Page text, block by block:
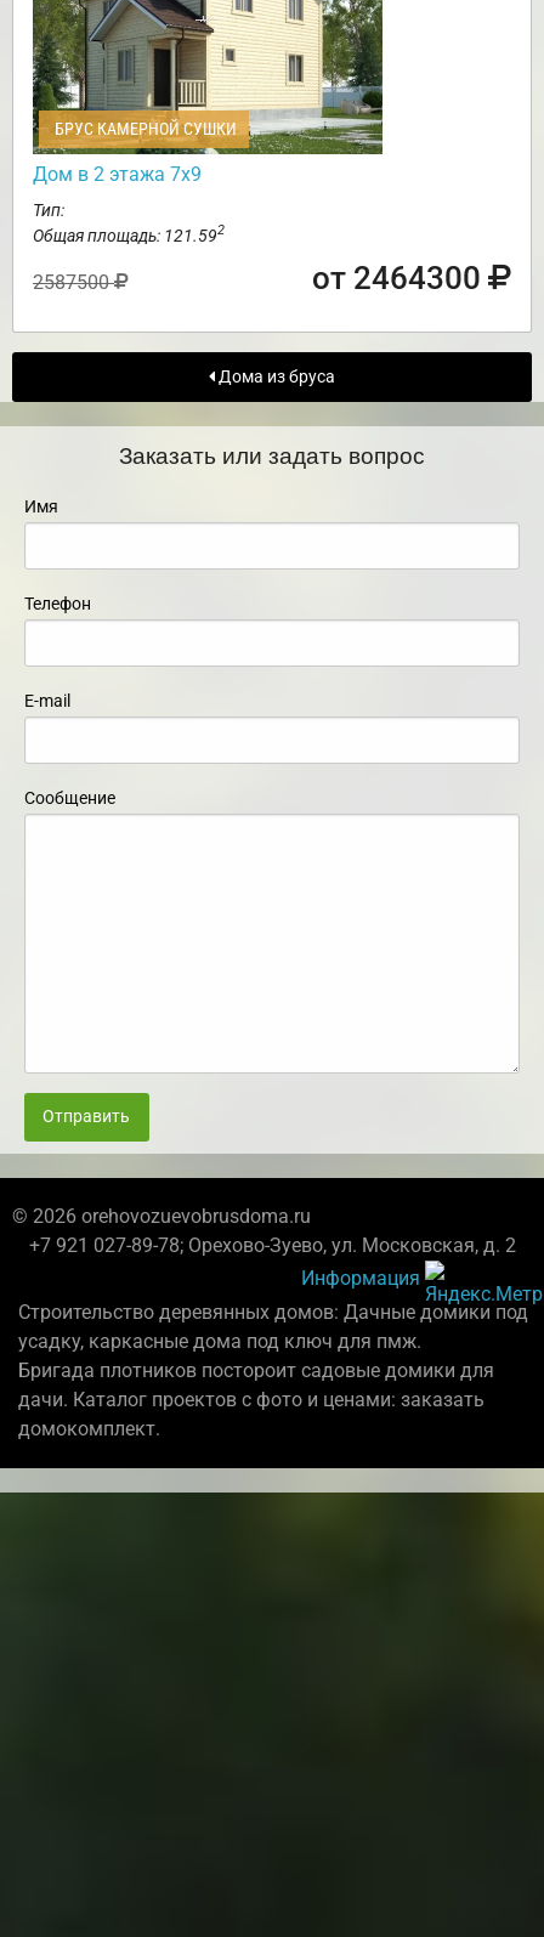
БРУС КАМЕРНОЙ СУШКИ
Дом в 2 этажа 7х9
Тип:
Общая площадь: 121.592
2587500 от 2464300
Дома из бруса
Заказать или задать вопрос
Имя
Телефон
E-mail
Сообщение
Отправить
© 2026 orehovozuevobrusdoma.ru
+7 921 027-89-78; Орехово-Зуево, ул. Московская, д. 2
Информация
Строительство деревянных домов: Дачные домики под
усадку, каркасные дома под ключ для пмж.
Бригада плотников постороит садовые домики для
дачи. Каталог проектов с фото и ценами: заказать
домокомплект.